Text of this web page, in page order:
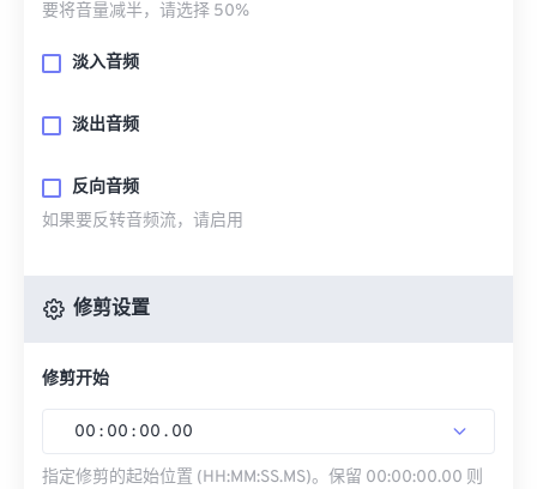
要将音量减半，请选择 50%
淡入音频
淡出音频
反向音频
如果要反转音频流，请启用
修剪设置
修剪开始
00 : 00 : 00 . 00
指定修剪的起始位置 (HH:MM:SS.MS)。保留 00:00:00.00 则